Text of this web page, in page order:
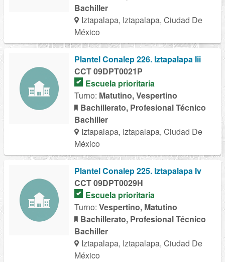
Bachiller
Iztapalapa, Iztapalapa, Ciudad De
México
Plantel Conalep 226. Iztapalapa Iii
CCT 09DPT0021P
Escuela prioritaria
Turno: Matutino, Vespertino
Bachillerato, Profesional Técnico
Bachiller
Iztapalapa, Iztapalapa, Ciudad De
México
Plantel Conalep 225. Iztapalapa Iv
CCT 09DPT0029H
Escuela prioritaria
Turno: Vespertino, Matutino
Bachillerato, Profesional Técnico
Bachiller
Iztapalapa, Iztapalapa, Ciudad De
México